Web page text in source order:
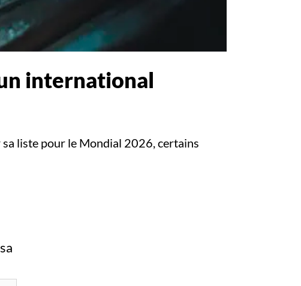
international
sa liste pour le Mondial 2026, certains